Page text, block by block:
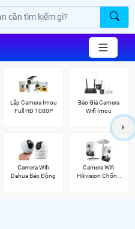
Lắp Camera Imou
Full HD 1080P
Báo Giá Camera
Wifi Imou
Camera Wifi
Dahua Báo Động
Camera Wifi
Hikvision Chống